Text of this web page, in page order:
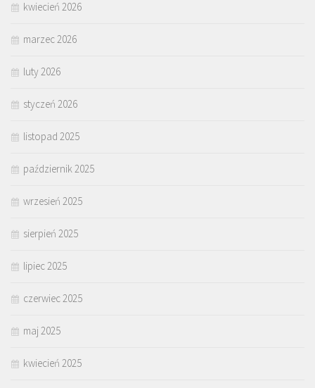
kwiecień 2026
marzec 2026
luty 2026
styczeń 2026
listopad 2025
październik 2025
wrzesień 2025
sierpień 2025
lipiec 2025
czerwiec 2025
maj 2025
kwiecień 2025